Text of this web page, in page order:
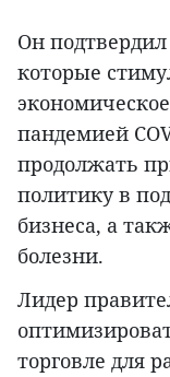
Он
которые
пандемией
продолжать
политику в
бизнеса, а
болезни.
Лидер
торговле для